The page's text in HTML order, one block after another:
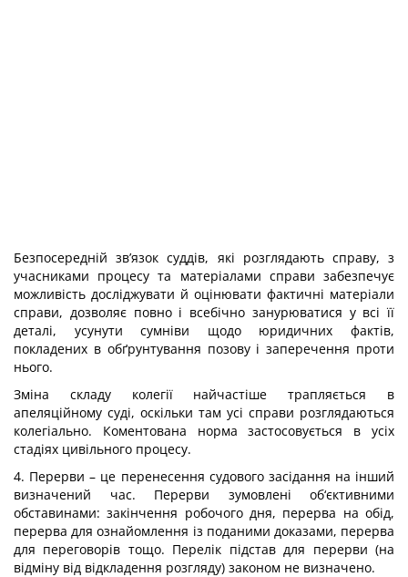
Безпосередній зв’язок суддів, які розглядають справу, з
учасниками процесу та матеріалами справи забезпечує
можливість досліджувати й оцінювати фактичні матеріали
справи, дозволяє повно і всебічно занурюватися у всі її
деталі, усунути сумніви щодо юридичних фактів,
покладених в обґрунтування позову і заперечення проти
нього.
Зміна складу колегії найчастіше трапляється в
апеляційному суді, оскільки там усі справи розглядаються
колегіально. Коментована норма застосовується в усіх
стадіях цивільного процесу.
4. Перерви – це перенесення судового засідання на інший
визначений час. Перерви зумовлені об‘єктивними
обставинами: закінчення робочого дня, перерва на обід,
перерва для ознайомлення із поданими доказами, перерва
для переговорів тощо. Перелік підстав для перерви (на
відміну від відкладення розгляду) законом не визначено.